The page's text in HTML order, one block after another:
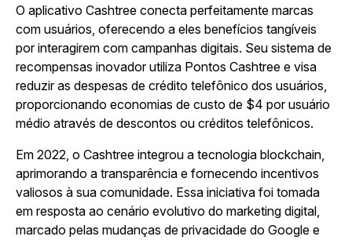
O aplicativo Cashtree conecta perfeitamente marcas
com usuários, oferecendo a eles benefícios tangíveis
por interagirem com campanhas digitais. Seu sistema de
recompensas inovador utiliza Pontos Cashtree e visa
reduzir as despesas de crédito telefônico dos usuários,
proporcionando economias de custo de $4 por usuário
médio através de descontos ou créditos telefônicos.
Em 2022, o Cashtree integrou a tecnologia blockchain,
aprimorando a transparência e fornecendo incentivos
valiosos à sua comunidade. Essa iniciativa foi tomada
em resposta ao cenário evolutivo do marketing digital,
marcado pelas mudanças de privacidade do Google e